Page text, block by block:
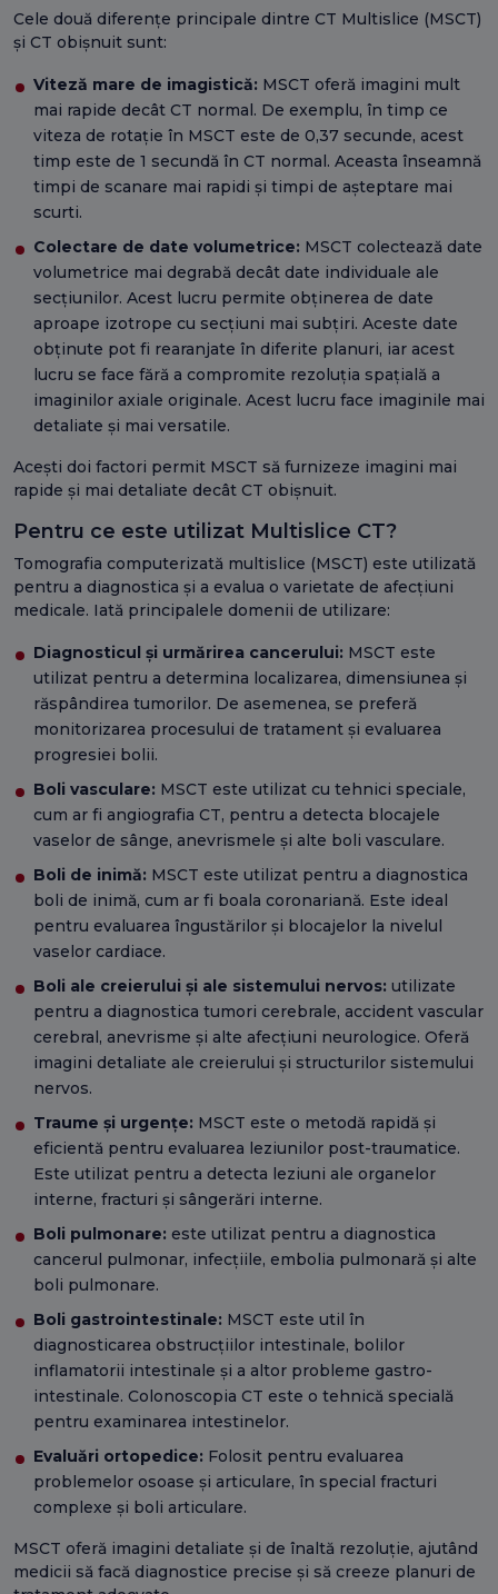
Cele două diferențe principale dintre CT Multislice (MSCT)
și CT obișnuit sunt:
Viteză mare de imagistică: MSCT oferă imagini mult
mai rapide decât CT normal. De exemplu, în timp ce
viteza de rotație în MSCT este de 0,37 secunde, acest
timp este de 1 secundă în CT normal. Aceasta înseamnă
timpi de scanare mai rapidi și timpi de așteptare mai
scurti.
Colectare de date volumetrice: MSCT colectează date
volumetrice mai degrabă decât date individuale ale
secțiunilor. Acest lucru permite obținerea de date
aproape izotrope cu secțiuni mai subțiri. Aceste date
obținute pot fi rearanjate în diferite planuri, iar acest
lucru se face fără a compromite rezoluția spațială a
imaginilor axiale originale. Acest lucru face imaginile mai
detaliate și mai versatile.
Acești doi factori permit MSCT să furnizeze imagini mai
rapide și mai detaliate decât CT obișnuit.
Pentru ce este utilizat Multislice CT?
Tomografia computerizată multislice (MSCT) este utilizată
pentru a diagnostica și a evalua o varietate de afecțiuni
medicale. Iată principalele domenii de utilizare:
Diagnosticul și urmărirea cancerului: MSCT este
utilizat pentru a determina localizarea, dimensiunea și
răspândirea tumorilor. De asemenea, se preferă
monitorizarea procesului de tratament și evaluarea
progresiei bolii.
Boli vasculare: MSCT este utilizat cu tehnici speciale,
cum ar fi angiografia CT, pentru a detecta blocajele
vaselor de sânge, anevrismele și alte boli vasculare.
Boli de inimă: MSCT este utilizat pentru a diagnostica
boli de inimă, cum ar fi boala coronariană. Este ideal
pentru evaluarea îngustărilor și blocajelor la nivelul
vaselor cardiace.
Boli ale creierului și ale sistemului nervos: utilizate
pentru a diagnostica tumori cerebrale, accident vascular
cerebral, anevrisme și alte afecțiuni neurologice. Oferă
imagini detaliate ale creierului și structurilor sistemului
nervos.
Traume și urgențe: MSCT este o metodă rapidă și
eficientă pentru evaluarea leziunilor post-traumatice.
Este utilizat pentru a detecta leziuni ale organelor
interne, fracturi și sângerări interne.
Boli pulmonare: este utilizat pentru a diagnostica
cancerul pulmonar, infecțiile, embolia pulmonară și alte
boli pulmonare.
Boli gastrointestinale: MSCT este util în
diagnosticarea obstrucțiilor intestinale, bolilor
inflamatorii intestinale și a altor probleme gastro-
intestinale. Colonoscopia CT este o tehnică specială
pentru examinarea intestinelor.
Evaluări ortopedice: Folosit pentru evaluarea
problemelor osoase și articulare, în special fracturi
complexe și boli articulare.
MSCT oferă imagini detaliate și de înaltă rezoluție, ajutând
medicii să facă diagnostice precise și să creeze planuri de